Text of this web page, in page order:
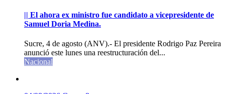
|| El ahora ex ministro fue candidato a vicepresidente de
Samuel Doria Medina.
Sucre, 4 de agosto (ANV).- El presidente Rodrigo Paz Pereira
anunció este lunes una reestructuración del...
Nacional